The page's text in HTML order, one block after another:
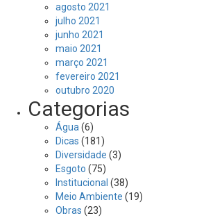
agosto 2021
julho 2021
junho 2021
maio 2021
março 2021
fevereiro 2021
outubro 2020
Categorias
Água(6)
Dicas (181)
Diversidade (3)
Esgoto (75)
Institucional (38)
Meio Ambiente (19)
Obras (23)